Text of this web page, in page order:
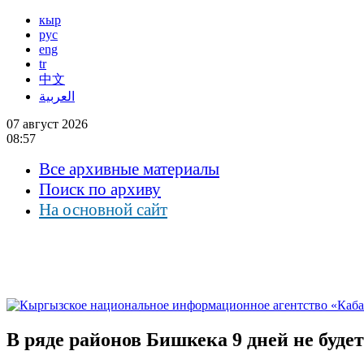
кыр
рус
eng
tr
中文
العربية
07 август 2026
08:57
Все архивные материалы
Поиск по архиву
На основной сайт
В ряде районов Бишкека 9 дней не будет